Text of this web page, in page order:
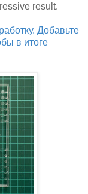
result.
Добавьте
в итоге